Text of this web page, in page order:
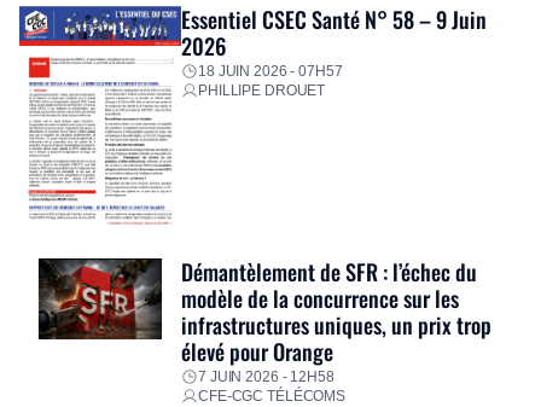
Essentiel CSEC Santé N° 58 – 9 Juin
2026
18 JUIN 2026 - 07H57
PHILLIPE DROUET
Démantèlement de SFR : l’échec du
modèle de la concurrence sur les
infrastructures uniques, un prix trop
élevé pour Orange
7 JUIN 2026 - 12H58
CFE-CGC TÉLÉCOMS